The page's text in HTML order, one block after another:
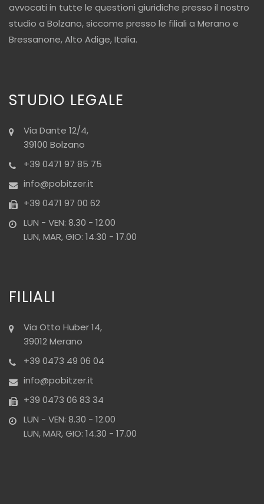
avvocati in tutte le questioni giuridiche presso il nostro
studio a Bolzano, siccome presso le filiali a Merano e
Bressanone, Alto Adige, Italia.
STUDIO LEGALE
Via Dante 12/4,
39100 Bolzano
+39 0471 97 85 75
info@pobitzer.it
+39 0471 97 00 62
LUN - VEN: 8.30 - 12.00
LUN, MAR, GIO: 14.30 - 17.00
FILIALI
Via Otto Huber 14,
39012 Merano
+39 0473 49 06 04
info@pobitzer.it
+39 0473 06 83 34
LUN - VEN: 8.30 - 12.00
LUN, MAR, GIO: 14.30 - 17.00